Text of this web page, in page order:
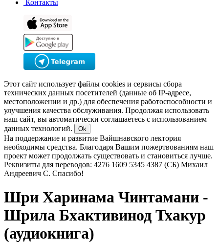
Контакты
Этот сайт использует файлы cookies и сервисы сбора
технических данных посетителей (данные об IP-адресе,
местоположении и др.) для обеспечения работоспособности и
улучшения качества обслуживания. Продолжая использовать
наш сайт, вы автоматически соглашаетесь с использованием
данных технологий.
Ok
На поддержание и развитие Вайшнавского лектория
необходимы средства. Благодаря Вашим пожертвованиям наш
проект может продолжать существовать и становиться лучше.
Реквизиты для переводов: 4276 1609 5345 4387 (СБ) Михаил
Андреевич С. Спасибо!
Шри Харинама Чинтамани -
Шрила Бхактивинод Тхакур
(аудиокнига)